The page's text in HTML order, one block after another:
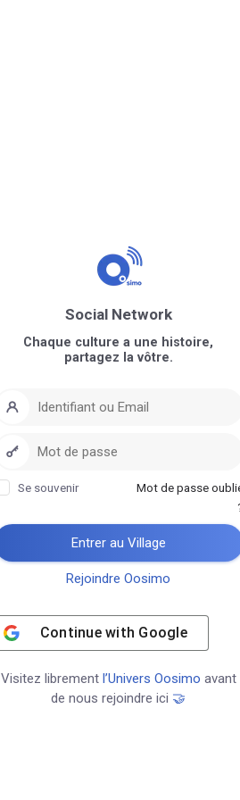
Social Network
Chaque culture a une histoire,
partagez la vôtre.
Se souvenir
Mot de passe
Entrer au Village
Rejoindre Oosimo
Continue with Google
Visitez librement l’Univers Oosimo avant
de nous rejoindre ici 🤝